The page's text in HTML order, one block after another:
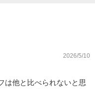
2026/5/10
は他と比べられないと思